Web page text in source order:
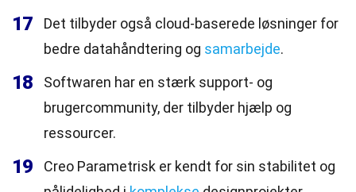
17
Det tilbyder også cloud-baserede løsninger for
bedre datahåndtering og samarbejde.
18
Softwaren har en stærk support- og
brugercommunity, der tilbyder hjælp og
ressourcer.
19
Creo Parametrisk er kendt for sin stabilitet og